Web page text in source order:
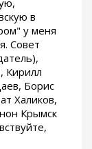
в
у меня
Совет
Кирилл
Борис
Халиков,
Крымск